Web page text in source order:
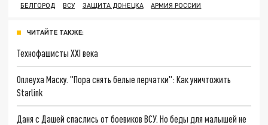
БЕЛГОРОД
ВСУ ЗАЩИТА ДОНЕЦКА АРМИЯ РОССИИ
ЧИТАЙТЕ ТАКЖЕ:
Технофашисты XXI века
Оплеуха Маску. "Пора снять белые перчатки": Как уничтожить
Starlink
Даня с Дашей спаслись от боевиков ВСУ. Но беды для малышей не